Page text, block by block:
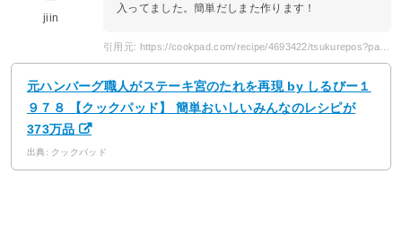
jiin
入ってました。簡単だしまた作ります！
引用元: https://cookpad.com/recipe/4693422/tsukurepos?page=3
元ハンバーグ職人がステーキ宮のたれを再現 by しるびー１
９７８ 【クックパッド】 簡単おいしいみんなのレシピが
373万品
出典: クックパッド